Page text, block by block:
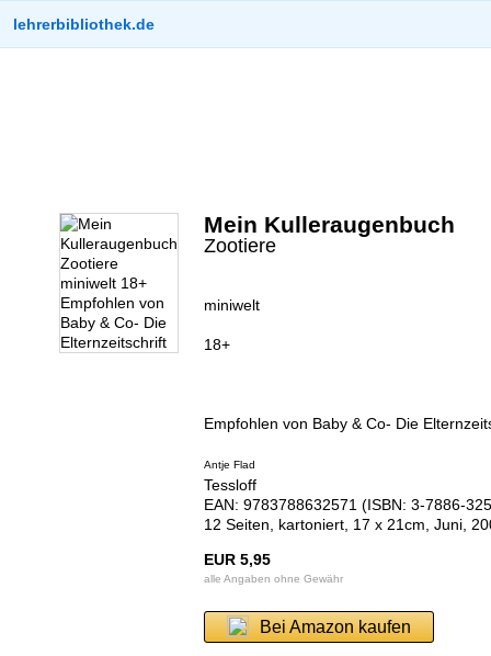
lehrerbibliothek.de
Mein Kulleraugenbuch
Zootiere
miniwelt
18+
Empfohlen von Baby & Co- Die
Antje Flad
Tessloff
EAN: 9783788632571 (ISBN: 3-7886-
12 Seiten, kartoniert, 17 x 21cm, Juni,
EUR 5,95
alle Angaben ohne Gewähr
Bei Amazon kaufen